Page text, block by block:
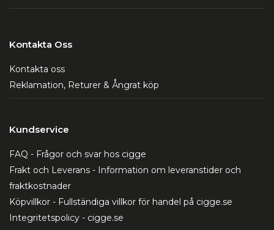
Kontakta Oss
Kontakta oss
Reklamation, Returer & Ångrat köp
Kundservice
FAQ - Frågor och svar hos cigge
Frakt och Leverans - Information om leveranstider och
fraktkostnader
Köpvillkor - Fullständiga villkor för handel på cigge.se
Integritetspolicy - cigge.se